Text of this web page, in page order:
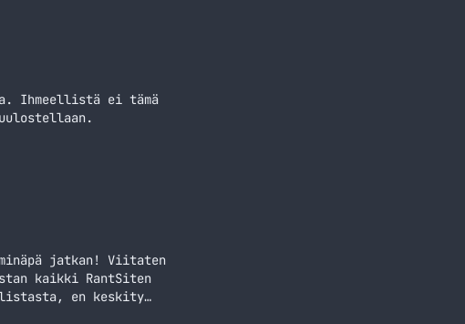
Ihmeellistä ei tämä
jatkan! Viitaten
kaikki RantSiten
listasta, en keskity
peli, varsinkin jos